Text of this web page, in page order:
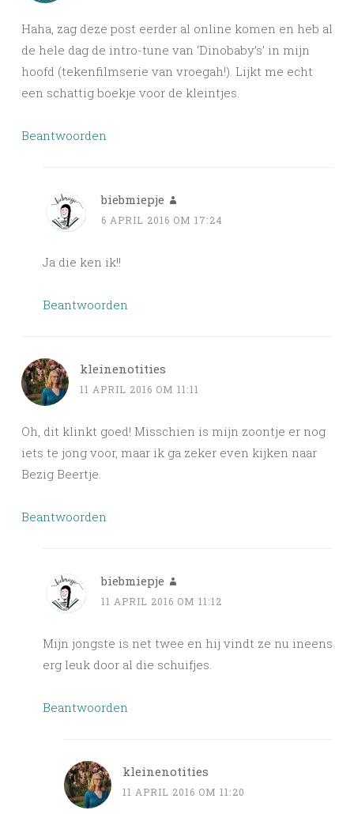
Haha, zag deze post eerder al online komen en heb al
de hele dag de intro-tune van ‘Dinobaby’s’ in mijn
hoofd (tekenfilmserie van vroegah!). Lijkt me echt
een schattig boekje voor de kleintjes.
Beantwoorden
biebmiepje
6 APRIL 2016 OM 17:24
Ja die ken ik!!
Beantwoorden
kleinenotities
11 APRIL 2016 OM 11:11
Oh, dit klinkt goed! Misschien is mijn zoontje er nog
iets te jong voor, maar ik ga zeker even kijken naar
Bezig Beertje.
Beantwoorden
biebmiepje
11 APRIL 2016 OM 11:12
Mijn jongste is net twee en hij vindt ze nu ineens
erg leuk door al die schuifjes.
Beantwoorden
kleinenotities
11 APRIL 2016 OM 11:20